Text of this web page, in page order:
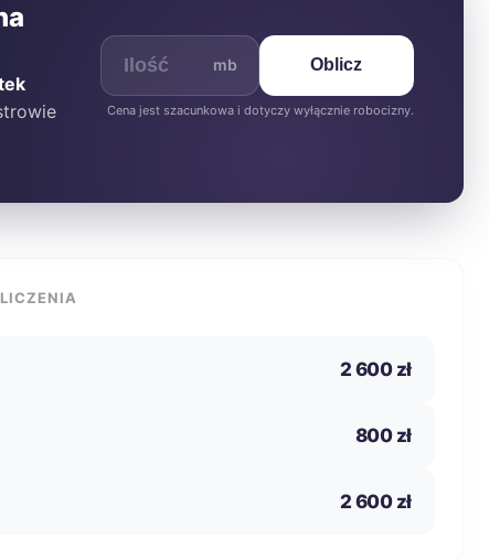
mb Oblicz
Cena jest szacunkowa i dotyczy wyłącznie robocizny.
2 600 zł
800 zł
2 600 zł